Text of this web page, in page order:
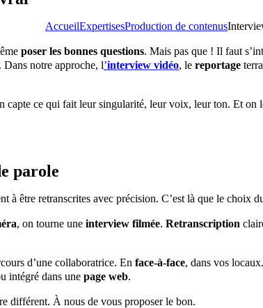
AccueilExpertisesProduction de contenus
poser les bonnes questions. Mais pas que ! Il faut
Dans notre approche, l’interview vidéo, le reportage
capte ce qui fait leur singularité, leur voix, leur ton. Et on
parole
à être retranscrites avec précision. C’est là que le choix
, on tourne une interview filmée. Retranscription
d’une collaboratrice. En face-à-face, dans vos
intégré dans une page web.
différent. À nous de vous proposer le bon.